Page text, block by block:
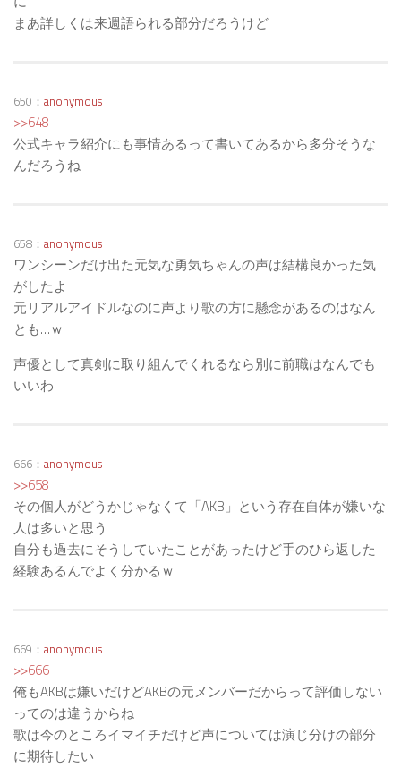
まあ詳しくは来週語られる部分だろうけど
650： anonymous
>>648
公式キャラ紹介にも事情あるって書いてあるから多分そうな
んだろうね
658： anonymous
ワンシーンだけ出た元気な勇気ちゃんの声は結構良かった気
がしたよ
元リアルアイドルなのに声より歌の方に懸念があるのはなん
とも…ｗ
声優として真剣に取り組んでくれるなら別に前職はなんでも
いいわ
666： anonymous
>>658
その個人がどうかじゃなくて「AKB」という存在自体が嫌いな
人は多いと思う
自分も過去にそうしていたことがあったけど手のひら返した
経験あるんでよく分かるｗ
669： anonymous
>>666
俺もAKBは嫌いだけどAKBの元メンバーだからって評価しない
ってのは違うからね
歌は今のところイマイチだけど声については演じ分けの部分
に期待したい